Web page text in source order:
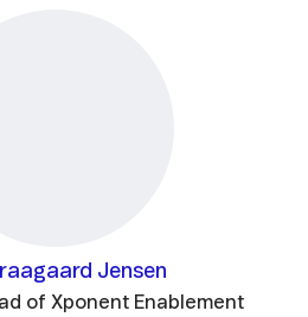
Jensen
of Xponent Enablement